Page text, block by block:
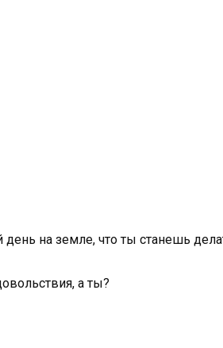
день на земле, что ты станешь
а ты?